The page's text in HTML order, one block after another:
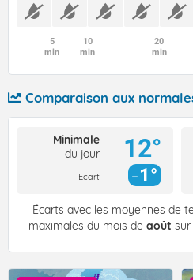
5
min
10
min
20
min
Comparaison aux
Minimale
du jour
Ecart
12°
1°
Écarts avec les moyennes de
maximales du mois de août sur